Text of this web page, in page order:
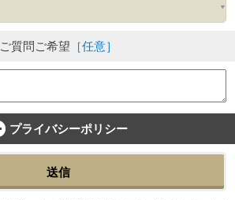
ご質問ご希望 ［任意］
プライバシーポリシー
送信